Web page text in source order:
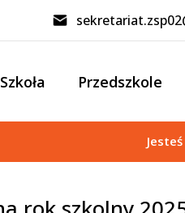
Szkoła Przedszkole